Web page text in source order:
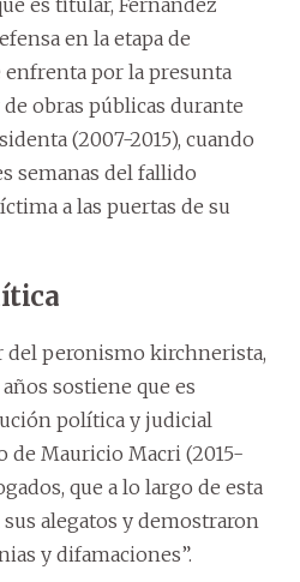
en la etapa de
enfrenta por la presunta
obras públicas durante
(2007-2015), cuando
semanas del fallido
a las puertas de su
del peronismo kirchnerista,
sostiene que es
política y judicial
de Mauricio Macri (2015-
que a lo largo de esta
alegatos y demostraron
y difamaciones”.